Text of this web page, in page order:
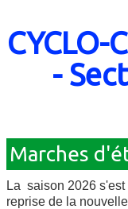
ESPACE ADHERENTS ▼
CYCLO-
-
Marches
La saison 2026
reprise de la